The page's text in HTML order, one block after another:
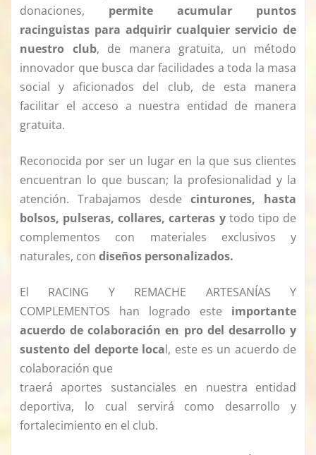
donaciones, permite acumular puntos
racinguistas para adquirir cualquier servicio de
nuestro club, de manera gratuita, un método
innovador que busca dar facilidades a toda la masa
social y aficionados del club, de esta manera
facilitar el acceso a nuestra entidad de manera
gratuita.
Reconocida por ser un lugar en la que sus clientes
encuentran lo que buscan; la profesionalidad y la
atención. Trabajamos desde cinturones, hasta
bolsos, pulseras, collares, carteras ytodo tipo de
complementos con materiales exclusivos y
naturales, con diseños personalizados.
El RACING Y REMACHE ARTESANÍAS Y
COMPLEMENTOS han logrado este importante
acuerdo de colaboración en pro del desarrollo y
sustento del deporte local, este es un acuerdo de
colaboración que
traerá aportes sustanciales en nuestra entidad
deportiva, lo cual servirá como desarrollo y
fortalecimiento en el club.